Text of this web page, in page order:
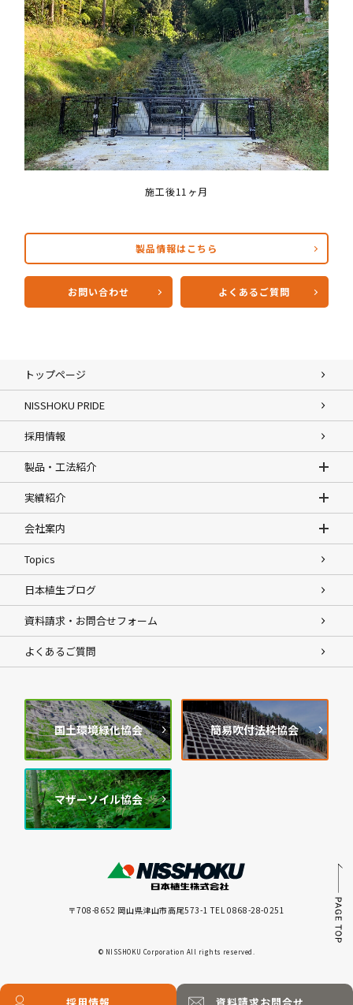
施工後11ヶ月
製品情報はこちら
お問い合わせ よくあるご質問
トップページ
NISSHOKU PRIDE
採用情報
製品・工法紹介
実績紹介
会社案内
Topics
日本植生ブログ
資料請求・お問合せフォーム
よくあるご質問
国土環境緑化協会 簡易吹付法枠協会
マザーソイル協会
〒708-8652 岡山県津山市高尾573-1 TEL 0868-28-0251
© NISSHOKU Corporation All rights reserved.